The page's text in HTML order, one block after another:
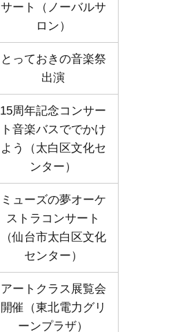
サート（ノーバルサ
ロン）
とっておきの音楽祭
出演
15周年記念コンサー
ト音楽バスででかけ
よう（太白区文化セ
ンター）
ミューズの夢オーケ
ストラコンサート
（仙台市太白区文化
センター）
アートクラス展覧会
開催（東北電力グリ
ーンプラザ）